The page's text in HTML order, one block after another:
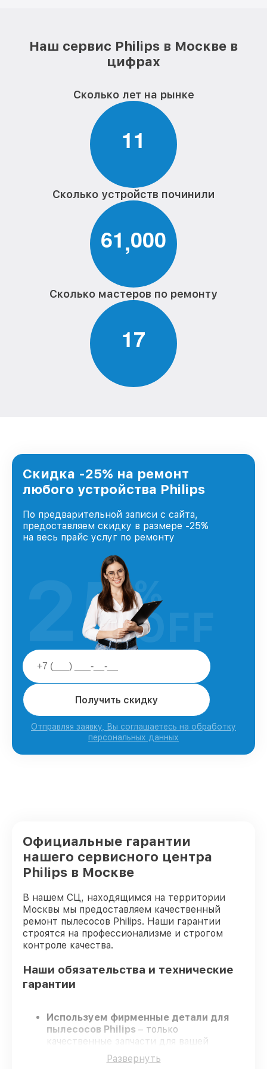
Наш сервис Philips в Москве в
цифрах
Сколько лет на рынке
11
Сколько устройств починили
61,000
Сколько мастеров по ремонту
17
Скидка -25% на ремонт
любого устройства Philips
По предварительной записи с сайта,
предоставляем скидку в размере -25%
на весь прайс услуг по ремонту
Получить скидку
Отправляя заявку, Вы соглашаетесь на обработку
персональных данных
25%
OFF
Официальные гарантии
нашего сервисного центра
Philips в Москве
В нашем СЦ, находящимся на территории
Москвы мы предоставляем качественный
ремонт пылесосов Philips. Наши гарантии
строятся на профессионализме и строгом
контроле качества.
Наши обязательства и технические
гарантии
Используем фирменные детали для
пылесосов Philips – только
качественные запчасти для вашей
Опытные мастера– проходят
Развернуть